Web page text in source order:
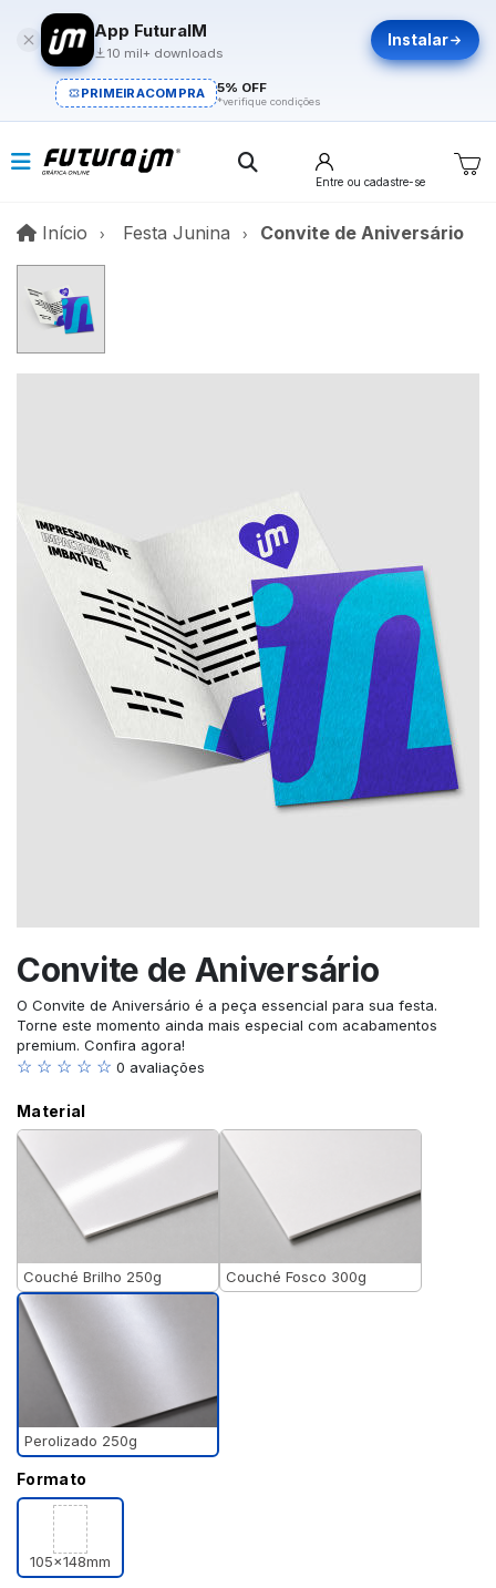
App FuturaIM
10 mil+ downloads
Instalar
PRIMEIRACOMPRA 5% OFF
*verifique condições
Entre ou cadastre-se
Início InícioFesta Junina Convite de Aniversário
Convite de Aniversário
O Convite de Aniversário é a peça essencial para sua festa.
Torne este momento ainda mais especial com acabamentos
premium. Confira agora!
☆ ☆ ☆ ☆ ☆ 0 avaliações
Material
Couché Brilho 250g Couché Fosco 300g
Perolizado 250g
Formato
105x148mm